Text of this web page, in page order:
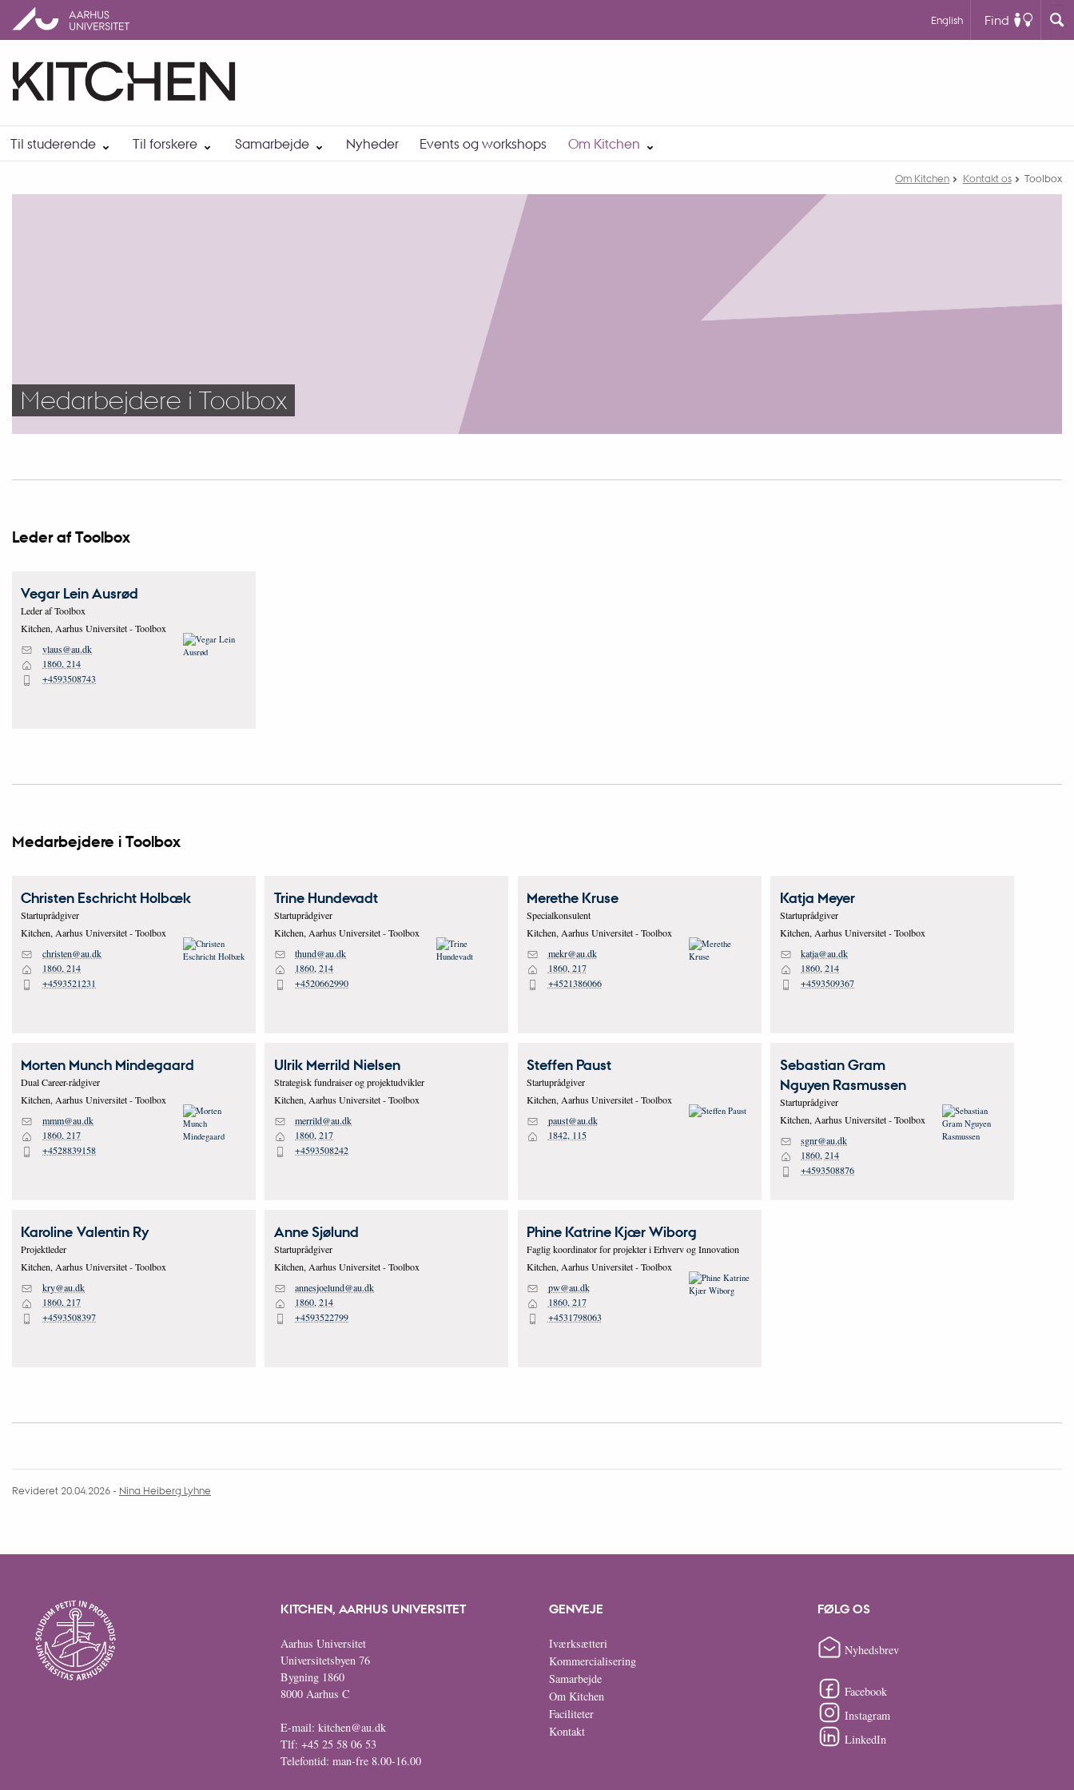
Find
English
Til studerende Til forskere Samarbejde Nyheder Events og workshops Om Kitchen
Om Kitchen Kontakt os Toolbox
Medarbejdere i Toolbox
Leder af Toolbox
Vegar LeinAusrød
Leder af Toolbox
Kitchen, Aarhus Universitet - Toolbox
M vlaus@au.dk
H 1860, 214
+4593508743
Medarbejdere i Toolbox
Christen Eschricht Holbæk
Startuprådgiver
Kitchen, Aarhus Universitet - Toolbox
M christen@au.dk
H 1860, 214
+4593521231
Trine Hundevadt
Startuprådgiver
Kitchen, Aarhus Universitet - Toolbox
M thund@au.dk
H 1860, 214
+4520662990
Merethe Kruse
Specialkonsulent
Kitchen, Aarhus Universitet - Toolbox
M mekr@au.dk
H 1860, 217
+4521386066
Katja Meyer
Startuprådgiver
Kitchen, Aarhus Universitet - Toolbox
M katja@au.dk
H 1860, 214
+4593509367
Morten Munch Mindegaard
Dual Career-rådgiver
Kitchen, Aarhus Universitet - Toolbox
M mmm@au.dk
H 1860, 217
+4528839158
Ulrik Merrild Nielsen
Strategisk fundraiser og projektudvikler
Kitchen, Aarhus Universitet - Toolbox
M merrild@au.dk
H 1860, 217
+4593508242
Steffen Paust
Startuprådgiver
Kitchen, Aarhus Universitet - Toolbox
M paust@au.dk
H 1842, 115
Sebastian Gram
Nguyen Rasmussen
Startuprådgiver
Kitchen, Aarhus Universitet - Toolbox
M sgnr@au.dk
H 1860, 214
+4593508876
Karoline Valentin Ry
Projektleder
Kitchen, Aarhus Universitet - Toolbox
M kry@au.dk
H 1860, 217
+4593508397
AnneSjølund
Startuprådgiver
Kitchen, Aarhus Universitet - Toolbox
M annesjoelund@au.dk
H 1860, 214
+4593522799
Phine Katrine KjærWiborg
Faglig koordinator for projekter i Erhverv og Innovation
Kitchen, Aarhus Universitet - Toolbox
M pw@au.dk
H 1860, 217
+4531798063
Revideret 20.04.2026- Nina Heiberg Lyhne
KITCHEN, AARHUS UNIVERSITET
Aarhus Universitet
Universitetsbyen 76
Bygning 1860
8000 Aarhus C
E-mail: kitchen@au.dk
Tlf: +45 25 58 06 53
Telefontid: man-fre 8.00-16.00
GENVEJE
Iværksætteri
Kommercialisering
Samarbejde
Om Kitchen
Faciliteter
Kontakt
FØLG OS
Nyhedsbrev
Facebook
Instagram
LinkedIn